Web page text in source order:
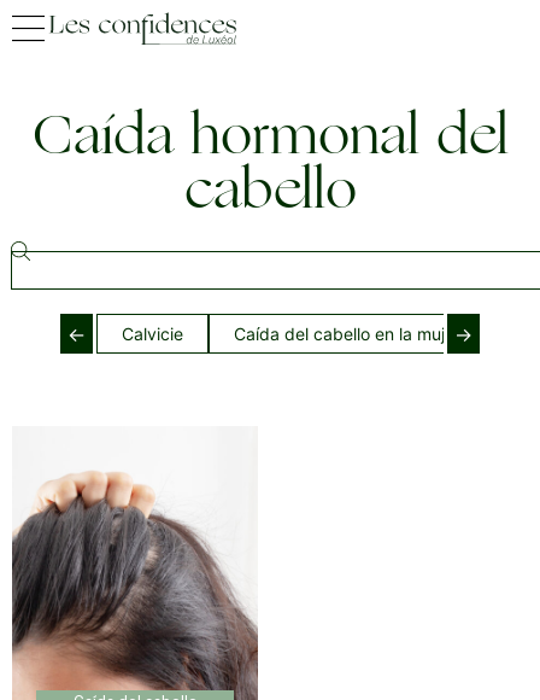
Caída hormonal del
cabello
← Calvicie Caída del cabello en la mujer→